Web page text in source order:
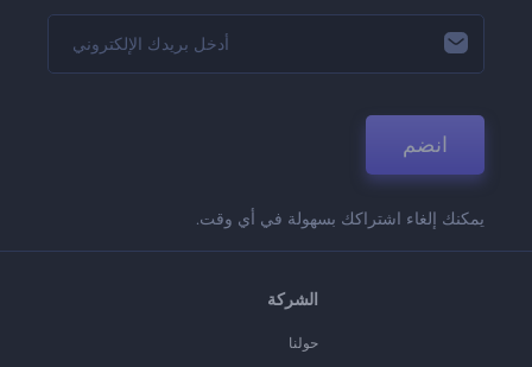
انضم
يمكنك إلغاء اشتراكك بسهولة في أي وقت.
الشركة
حولنا